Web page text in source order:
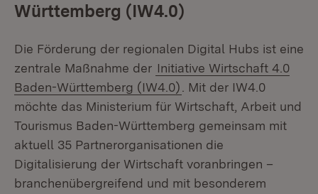
Württemberg (IW4.0)
Die Förderung der regionalen Digital Hubs ist eine
zentrale Maßnahme der Initiative Wirtschaft 4.0
Baden-Württemberg (IW4.0)
. Mit der IW4.0
möchte das Ministerium für Wirtschaft, Arbeit und
Tourismus Baden-Württemberg gemeinsam mit
aktuell 35 Partnerorganisationen die
Digitalisierung der Wirtschaft voranbringen –
branchenübergreifend und mit besonderem